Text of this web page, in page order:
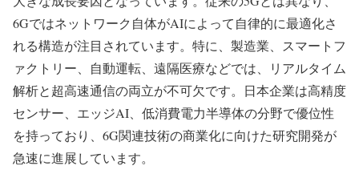
6Gではネットワーク自体がAIによって自律的に最適化さ
れる構造が注目されています。特に、製造業、スマートフ
ァクトリー、自動運転、遠隔医療などでは、リアルタイム
解析と超高速通信の両立が不可欠です。日本企業は高精度
センサー、エッジAI、低消費電力半導体の分野で優位性
を持っており、6G関連技術の商業化に向けた研究開発が
急速に進展しています。